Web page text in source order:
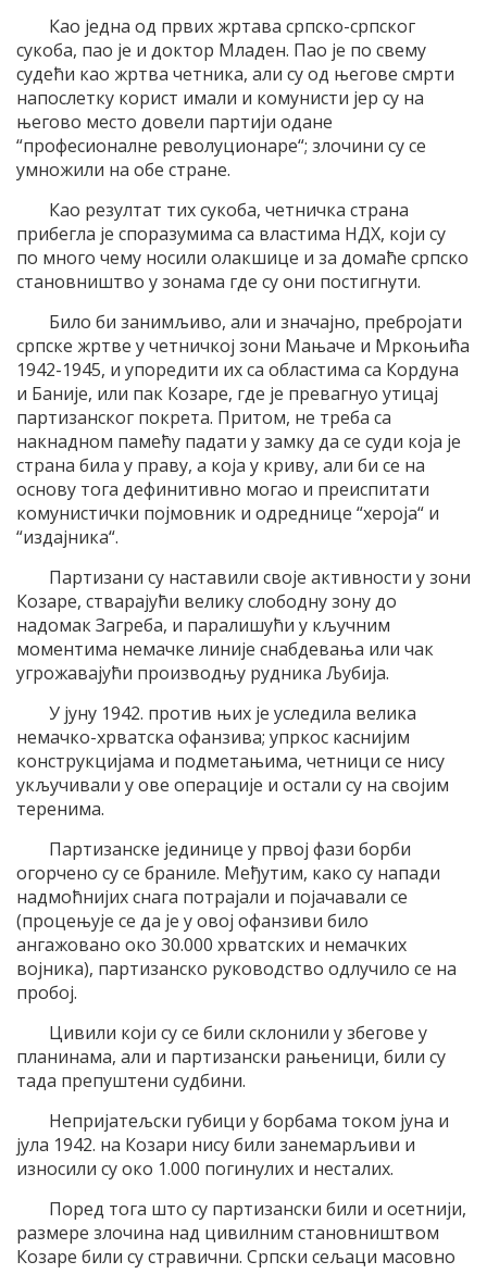
Као једна од првих жртава српско-српског
сукоба, пао је и доктор Младен. Пао је по свему
судећи као жртва четника, али су од његове смрти
напослетку корист имали и комунисти јер су на
његово место довели партији одане
“професионалне револуционаре“; злочини су се
умножили на обе стране.
Као резултат тих сукоба, четничка страна
прибегла је споразумима са властима НДХ, који су
по много чему носили олакшице и за домаће српско
становништво у зонама где су они постигнути.
Било би занимљиво, али и значајно, пребројати
српске жртве у четничкој зони Мањаче и Мркоњића
1942-1945, и упоредити их са областима са Кордуна
и Баније, или пак Козаре, где је превагнуо утицај
партизанског покрета. Притом, не треба са
накнадном памећу падати у замку да се суди која је
страна била у праву, а која у криву, али би се на
основу тога дефинитивно могао и преиспитати
комунистички појмовник и одреднице “хероја“ и
“издајника“.
Партизани су наставили своје активности у зони
Козаре, стварајући велику слободну зону до
надомак Загреба, и паралишући у кључним
моментима немачке линије снабдевања или чак
угрожавајући производњу рудника Љубија.
У јуну 1942. против њих је уследила велика
немачко-хрватска офанзива; упркос каснијим
конструкцијама и подметањима, четници се нису
укључивали у ове операције и остали су на својим
теренима.
Партизанске јединице у првој фази борби
огорчено су се браниле. Међутим, како су напади
надмоћнијих снага потрајали и појачавали се
(процењује се да је у овој офанзиви било
ангажовано око 30.000 хрватских и немачких
војника), партизанско руководство одлучило се на
пробој.
Цивили који су се били склонили у збегове у
планинама, али и партизански рањеници, били су
тада препуштени судбини.
Непријатељски губици у борбама током јуна и
јула 1942. на Козари нису били занемарљиви и
износили су око 1.000 погинулих и несталих.
Поред тога што су партизански били и осетнији,
размере злочина над цивилним становништвом
Козаре били су стравични. Српски сељаци масовно